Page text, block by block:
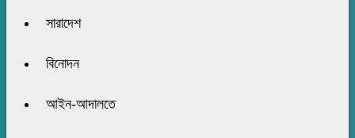
সারাদেশ
বিনোদন
আইন-আদালতে